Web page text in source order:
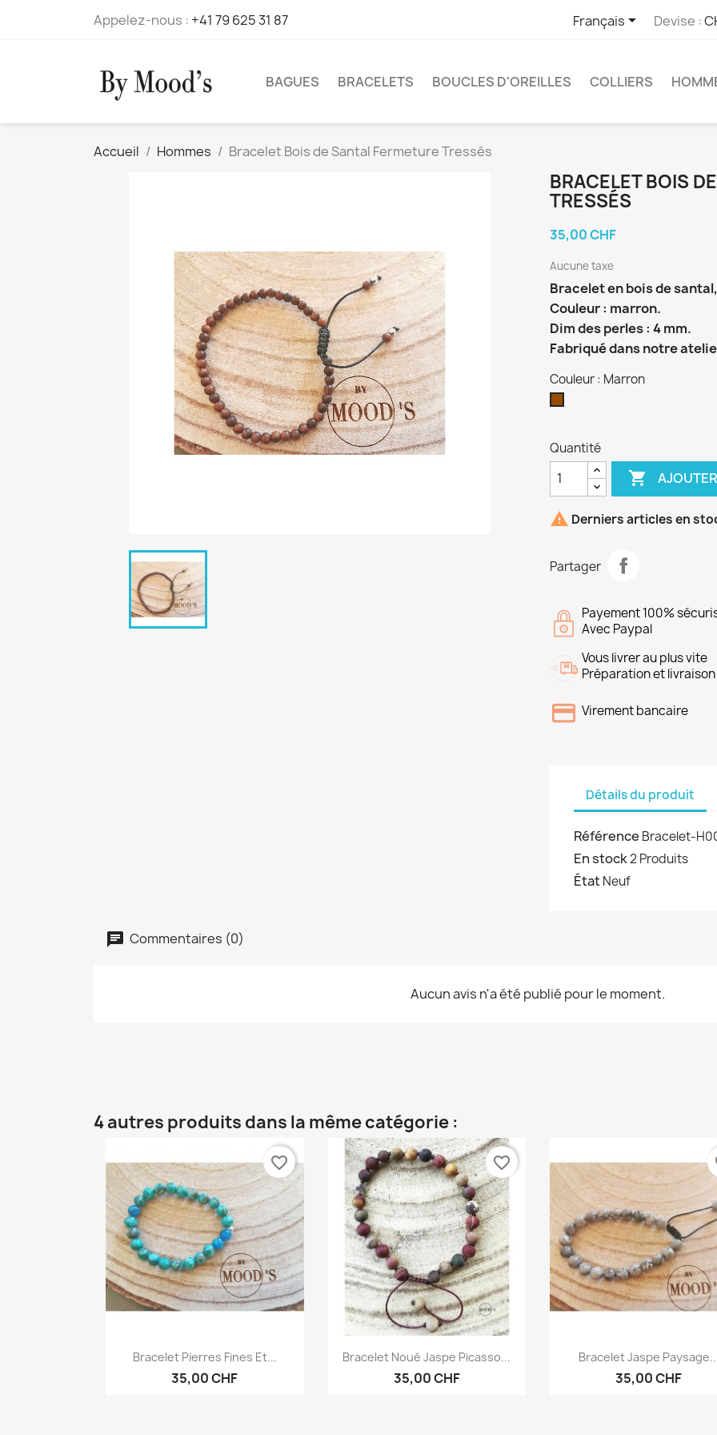
Appelez-nous : +41 79 625 31 87 Français Devise :
BAGUES BRACELETS BOUCLES D'OREILLES COLLIERS
Accueil Hommes Bracelet Bois de Santal Fermeture Tressés
BRACELET BOIS
TRESSÉS
35,00 CHF
Aucune taxe
Bracelet en bois de
Couleur : marron.
Dim des perles : 4 mm.
Fabriqué dans notre
Couleur : Marron
Quantité

 Derniers articles en
Partager
Payement 100%
Avec Paypal
Vous livrer au plus vite
Préparation et
Virement bancaire
Détails du produit
Référence Bracelet-
En stock2 Produits
ÉtatNeuf
Commentaires (0)
Aucun avis n'a été publié pour le moment.
4 autres produits dans la même catégorie :
Aperçu rapide
Bracelet Pierres Fines Et...
35,00 CHF
favorite_border
Aperçu rapide
Bracelet Noué Jaspe Picasso...
35,00 CHF
favorite_border
Aperçu rapide
Bracelet Jaspe
35,00 CHF